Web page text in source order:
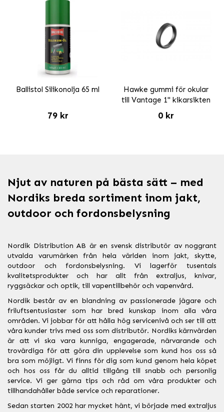
Ballistol Silikonolja 65 ml
79 kr
Hawke gummi för okular
till Vantage 1" kikarsikten
0 kr
Njut av naturen på bästa sätt – med
Nordiks breda sortiment inom jakt,
outdoor och fordonsbelysning
Nordik Distribution AB är en svensk distributör av noggrant
utvalda varumärken från hela världen inom jakt, skytte,
outdoor och fordonsbelysning. Vi lagerför tusentals
kvalitetsprodukter och har allt från extraljus, knivar,
ryggsäckar och optik, till vapentillbehör och vapenvård.
Nordik består av en blandning av passionerade jägare och
friluftsentusiaster som har bred kunskap inom alla våra
områden. Vi jobbar för att hålla hög servicenivå och ser till att
våra kunder trivs med oss som distributör. Nordiks kärnvärden
är att vi ska vara kunniga, engagerade, närvarande och
trovärdiga för att göra din upplevelse som kund hos oss så
bra som möjligt. Vi finns för dig som kund genom hela köpet
och hos oss får du alltid tillgång till snabb och personlig
service. Vi ger gärna tips och råd om våra produkter och
tillhandahåller både service och reparationer.
Sedan starten 2002 har mycket hänt, vi började med extraljus